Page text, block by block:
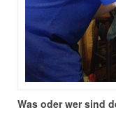
Was oder wer sind